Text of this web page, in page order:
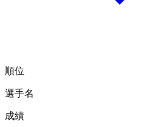
順位
選手名
成績